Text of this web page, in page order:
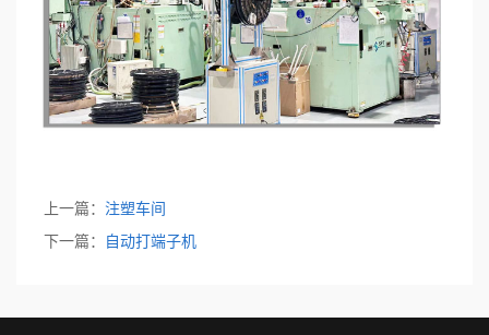
上一篇： 注塑车间
下一篇：
自动打端子机